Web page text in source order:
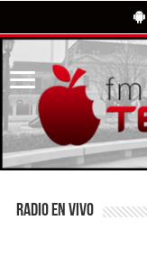
RADIO EN VIVO